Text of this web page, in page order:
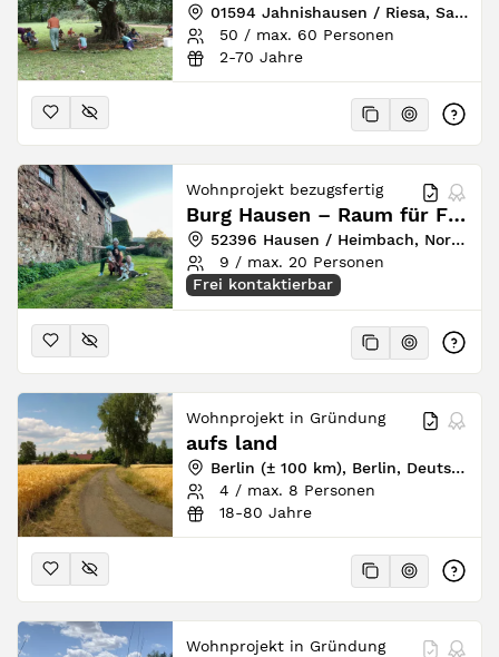
01594 Jahnishausen / Riesa, Sachsen, Deutschland
50 / max. 60 Personen
2-70 Jahre
Wohnprojekt bezugsfertig
Burg Hausen – Raum für Frohsinn und Flausen!
52396 Hausen / Heimbach, Nordrhein-Westfalen, Deutschland
9 / max. 20 Personen
Frei kontaktierbar
Wohnprojekt in Gründung
aufs land
Berlin (± 100 km), Berlin, Deutschland
4 / max. 8 Personen
18-80 Jahre
Wohnprojekt in Gründung